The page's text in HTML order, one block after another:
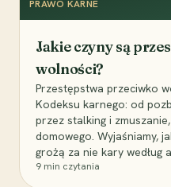
PRAWO KARNE
Jakie czyny są
wolności?
Przestępstwa przeciwko
Kodeksu karnego: od
przez stalking i
domowego. Wyjaśniamy,
grożą za nie kary według
9 min czytania